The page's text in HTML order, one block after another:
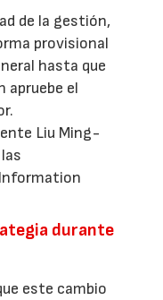
de la gestión,
provisional
hasta que
apruebe el
Liu Ming-
durante
este cambio